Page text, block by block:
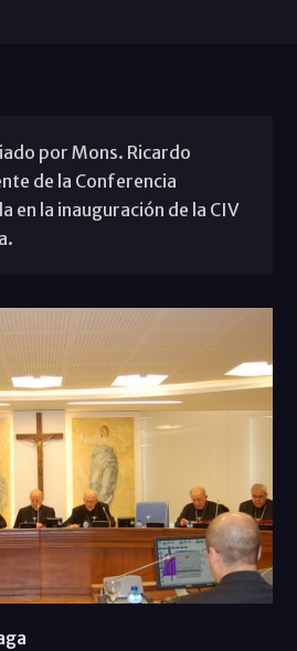
por Mons. Ricardo
de la Conferencia
en la inauguración de la CIV